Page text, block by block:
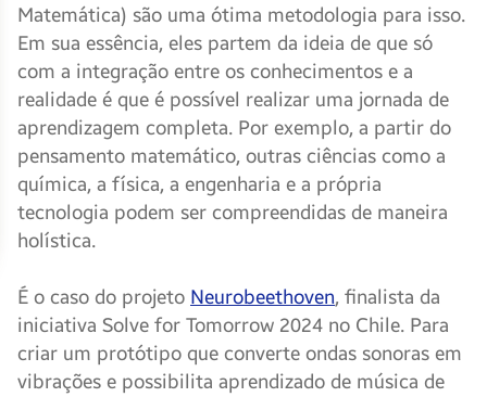
Matemática) são uma ótima metodologia para isso.
Em sua essência, eles partem da ideia de que só
com a integração entre os conhecimentos e a
realidade é que é possível realizar uma jornada de
aprendizagem completa. Por exemplo, a partir do
pensamento matemático, outras ciências como a
química, a física, a engenharia e a própria
tecnologia podem ser compreendidas de maneira
holística.
É o caso do projeto Neurobeethoven, finalista da
iniciativa Solve for Tomorrow 2024 no Chile. Para
criar um protótipo que converte ondas sonoras em
vibrações e possibilita aprendizado de música de